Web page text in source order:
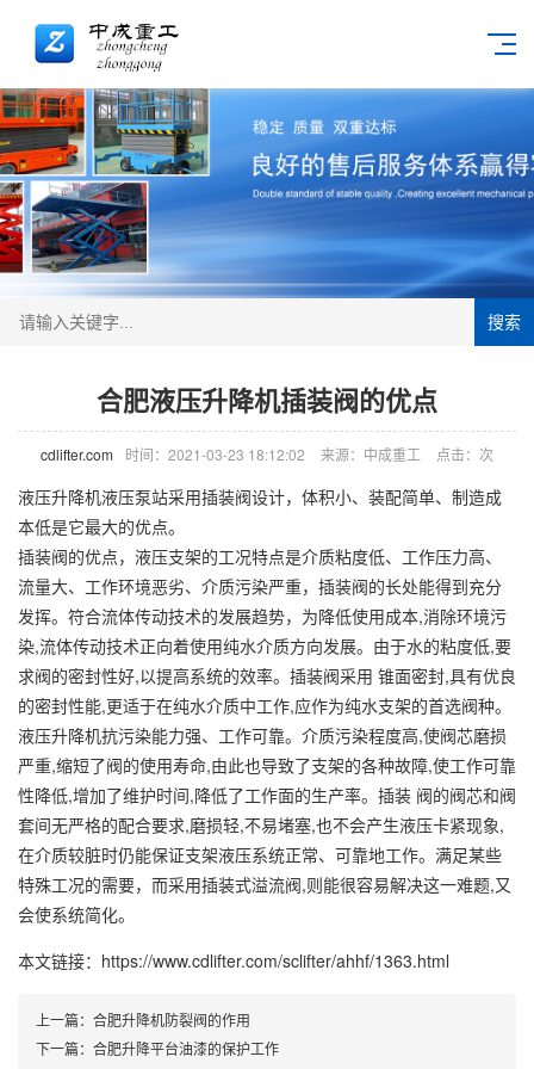
搜索
合肥液压升降机插装阀的优点
cdlifter.com 时间：2021-03-23 18:12:02 来源：中成重工 点击： 次
液压升降机液压泵站采用插装阀设计，体积小、装配简单、制造成
本低是它最大的优点。
插装阀的优点，液压支架的工况特点是介质粘度低、工作压力高、
流量大、工作环境恶劣、介质污染严重，插装阀的长处能得到充分
发挥。符合流体传动技术的发展趋势，为降低使用成本,消除环境污
染,流体传动技术正向着使用纯水介质方向发展。由于水的粘度低,要
求阀的密封性好,以提高系统的效率。插装阀采用 锥面密封,具有优良
的密封性能,更适于在纯水介质中工作,应作为纯水支架的首选阀种。
液压升降机抗污染能力强、工作可靠。介质污染程度高,使阀芯磨损
严重,缩短了阀的使用寿命,由此也导致了支架的各种故障,使工作可靠
性降低,增加了维护时间,降低了工作面的生产率。插装 阀的阀芯和阀
套间无严格的配合要求,磨损轻,不易堵塞,也不会产生液压卡紧现象,
在介质较脏时仍能保证支架液压系统正常、可靠地工作。满足某些
特殊工况的需要，而采用插装式溢流阀,则能很容易解决这一难题,又
会使系统简化。
本文链接：https://www.cdlifter.com/sclifter/ahhf/1363.html
上一篇： 合肥升降机防裂阀的作用
下一篇： 合肥升降平台油漆的保护工作